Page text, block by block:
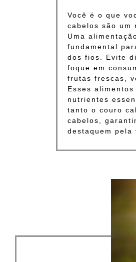
Você é o que
cabelos são um
Uma
fundamental
dos fios. Evite
foque em
frutas frescas,
Esses
nutrientes
tanto o couro
cabelos,
destaquem pela